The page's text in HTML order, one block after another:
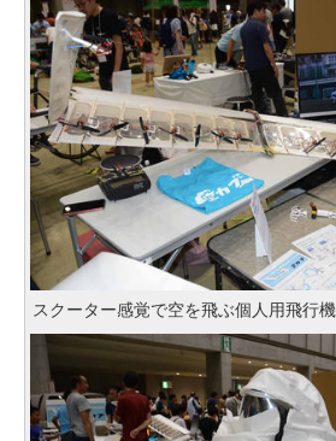
スクーター感覚で空を飛ぶ個人用飛行機